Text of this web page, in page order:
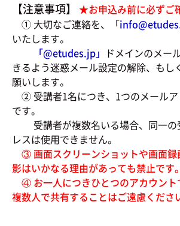
【注意事項】
★お申込み前に必ずご
① 大切なご連絡を、「
いたします。
「@etudes.jp」 ドメインのメー
きるよう迷惑メール設定の解除、もし
願いします。
② 受講者1名につき、1つのメール
です。
受講者が複数名いる場合、同一の
レスは使用できません。
③ 画面スクリーンショットや画面録
影はいかなる理由があっても禁止です。
④ お一人につきひとつのアカウント
複数人で共有することはご遠慮くださ